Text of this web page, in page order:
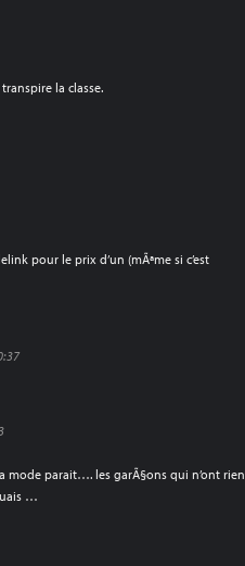
la classe.
pour le prix d’un (mÃªme si c’est
mode parait…. les garÃ§ons qui n’ont rien
…